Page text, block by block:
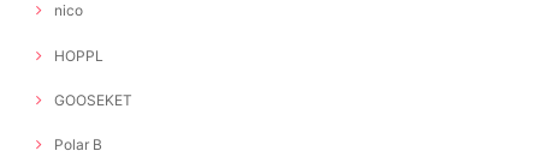
nico
HOPPL
GOOSEKET
Polar B